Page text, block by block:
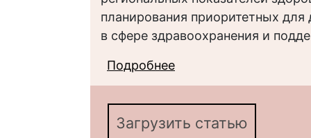
планирования приоритетных
в сфере здравоохранения и
Подробнее
региональном
Загрузить статью